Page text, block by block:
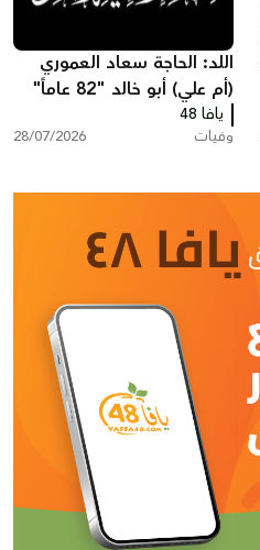
اللد: الحاجة سعاد العموري
(أم علي) أبو خالد "82 عاماً"
في ذمّة الله
يافا 48
وفيات 28/07/2026